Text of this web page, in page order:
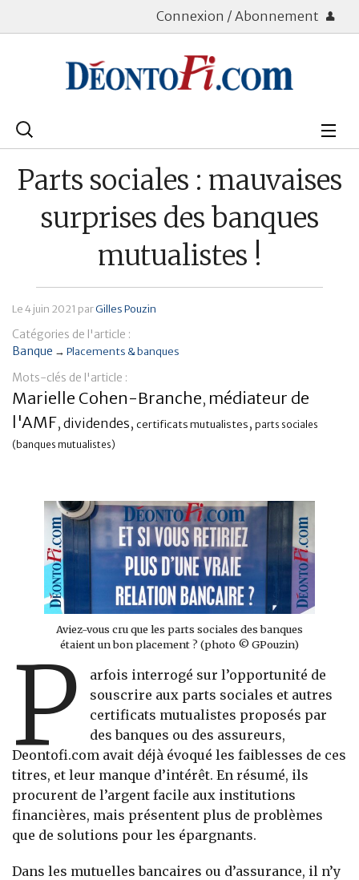
Connexion / Abonnement
Rechercher
Patrimoine
Immobilier
Banque
Parts sociales : mauvaises
surprises des banques
mutualistes !
Le4 juin 2021 parGilles Pouzin
Catégories de l'article :
Banque → Placements & banques
Mots-clés de l'article :
Marielle Cohen-Branche, médiateur de
l'AMF, dividendes, certificats mutualistes, parts sociales
(banques mutualistes)
Aviez-vous cru que les parts sociales des banques
étaient un bon placement ? (photo © GPouzin)
P
arfois interrogé sur l’opportunité de
souscrire aux parts sociales et autres
certificats mutualistes proposés par
des banques ou des assureurs,
Deontofi.com avait déjà évoqué les faiblesses de ces
titres, et leur manque d’intérêt. En résumé, ils
procurent de l’argent facile aux institutions
financières, mais présentent plus de problèmes
que de solutions pour les épargnants.
Dans les mutuelles bancaires ou d’assurance, il n’y